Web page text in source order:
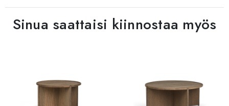
Sinua saattaisi kiinnostaa myös